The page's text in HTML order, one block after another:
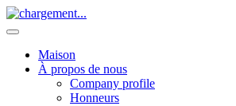
Maison
À propos de nous
Company profile
Honneurs